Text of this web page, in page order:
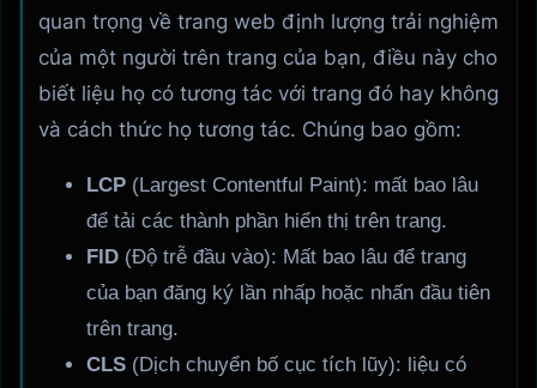
quan trọng về trang web định lượng trải nghiệm
của một người trên trang của bạn, điều này cho
biết liệu họ có tương tác với trang đó hay không
và cách thức họ tương tác. Chúng bao gồm:
LCP (Largest Contentful Paint): mất bao lâu
để tải các thành phần hiển thị trên trang.
FID (Độ trễ đầu vào): Mất bao lâu để trang
của bạn đăng ký lần nhấp hoặc nhấn đầu tiên
trên trang.
CLS (Dịch chuyển bố cục tích lũy): liệu có